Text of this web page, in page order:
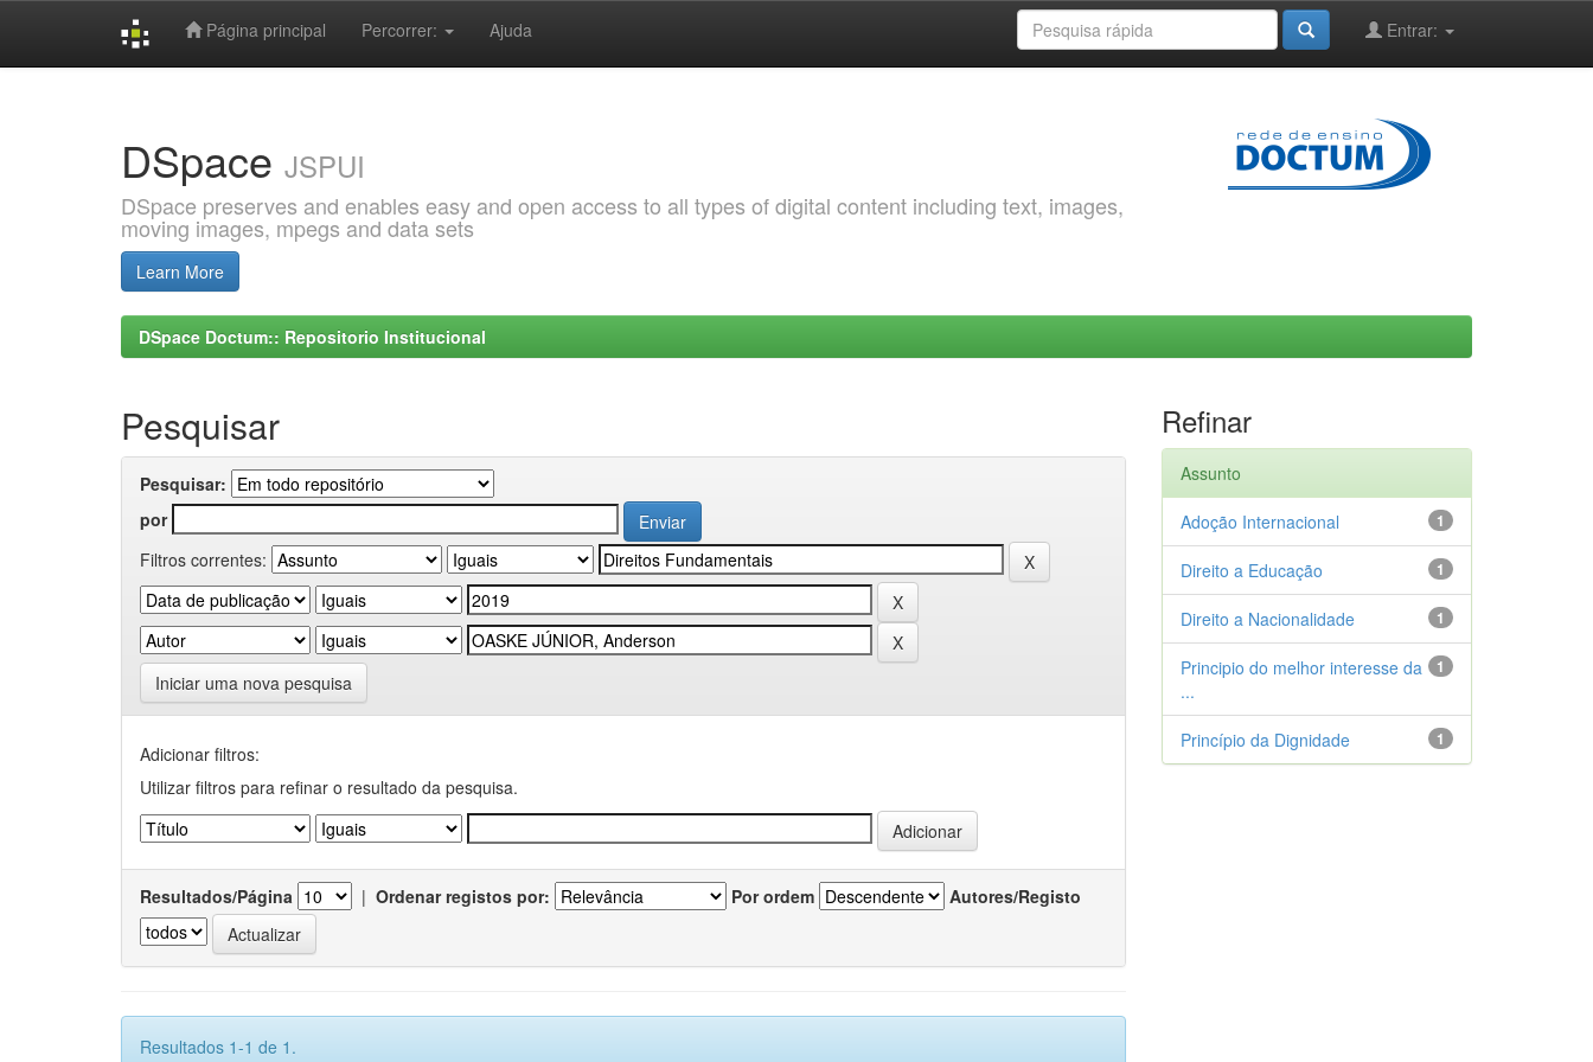
Página principal Percorrer: Ajuda Entrar:
DSpace JSPUI
DSpace preserves and enables easy and open access to all types of digital content including text, images,
moving images, mpegs and data sets
Learn More
DSpace Doctum:: Repositorio Institucional
Pesquisar
Pesquisar:
por
Filtros correntes:
Iniciar uma nova pesquisa
Adicionar filtros:
Utilizar filtros para refinar o resultado da pesquisa.
Resultados/Página | Ordenar registos por: Por ordem Autores/Registo
Resultados 1-1 de 1.
Refinar
Assunto
1
Adoção Internacional
1
Direito a Educação
1
Direito a Nacionalidade
1
Principio do melhor interesse da
...
1
Princípio da Dignidade